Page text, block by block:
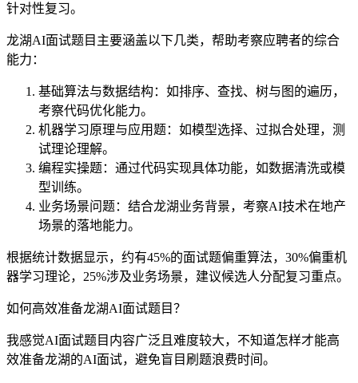
针对性复习。
龙湖AI面试题目主要涵盖以下几类，帮助考察应聘者的综合
能力：
基础算法与数据结构：如排序、查找、树与图的遍历，
考察代码优化能力。
机器学习原理与应用题：如模型选择、过拟合处理，测
试理论理解。
编程实操题：通过代码实现具体功能，如数据清洗或模
型训练。
业务场景问题：结合龙湖业务背景，考察AI技术在地产
场景的落地能力。
根据统计数据显示，约有45%的面试题偏重算法，30%偏重机
器学习理论，25%涉及业务场景，建议候选人分配复习重点。
如何高效准备龙湖AI面试题目？
我感觉AI面试题目内容广泛且难度较大，不知道怎样才能高
效准备龙湖的AI面试，避免盲目刷题浪费时间。